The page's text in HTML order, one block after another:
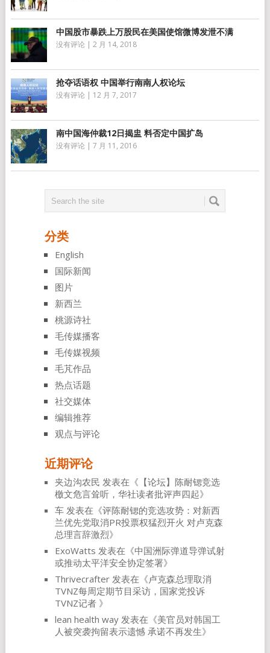
中国股市暴跌上万股民在美国使馆微博发泄不满
没有评论 | 2 月 14, 2018
抢夺话语权 中国举行南南人权论坛
没有评论 | 12 月 7, 2017
南中国海仲裁12日揭盅 料否定中国扩岛
没有评论 | 7 月 11, 2016
分类
English
国际新闻
图片
新西兰
桃源诗社
毛传媒播客
毛传媒视频
毛芃作品
热点话题
社交媒体
编辑推荐
观点与评论
近期评论
夹边沟农民 发表在《 【论坛】陈耐锶竞选
檄文危言耸听，华社读者批评声四起》
车发表在《评陈耐锶的竞选攻势：对新西
兰优先党取消PR投票权猛烈开火 对卢克森
总理言辞激烈》
ExoWatts 发表在《中国洲际弹道导弹试射
或推动太平洋安全协定签署》
Thrivecrafter发表在《卢克森总理取消
TVNZ每周定期节目采访，国家党投诉
TVNZ记者 》
lean health way发表在《美官员对韩国工
人被突袭拘留表示遗憾 承诺不再发生》